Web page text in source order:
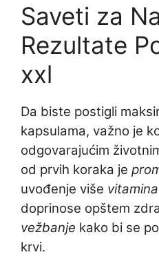
Saveti za
Rezultate
xxl
Da biste postigli
kapsulama, važno je
odgovarajućim
od prvih koraka je
uvođenje više
doprinose opštem
vežbanje kako bi se
krvi.